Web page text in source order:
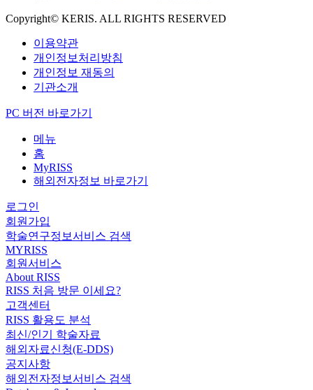
Copyright© KERIS. ALL RIGHTS RESERVED
이용약관
개인정보처리방침
개인정보 재동의
기관소개
PC 버전 바로가기
메뉴
홈
MyRISS
해외전자정보 바로가기
로그인
회원가입
학술연구정보서비스 검색
MYRISS
회원서비스
About RISS
RISS 처음 방문 이세요?
고객센터
RISS 활용도 분석
최신/인기 학술자료
해외자료신청(E-DDS)
공지사항
해외전자정보서비스 검색